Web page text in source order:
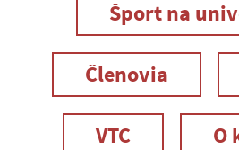
Šport na
Členovia
VTC O